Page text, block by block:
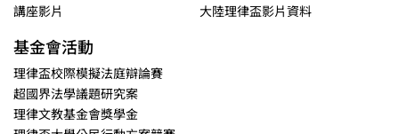
講座影片
大陸理律盃影片資料
基金會活動
理律盃校際模擬法庭辯論賽
超國界法學議題研究案
理律文教基金會獎學金